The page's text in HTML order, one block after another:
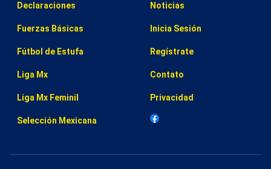
Declaraciones
Fuerzas Básicas
Fútbol de Estufa
Liga Mx
Liga Mx Feminil
Selección Mexicana
Noticias
Inicia Sesión
Regístrate
Contato
Privacidad